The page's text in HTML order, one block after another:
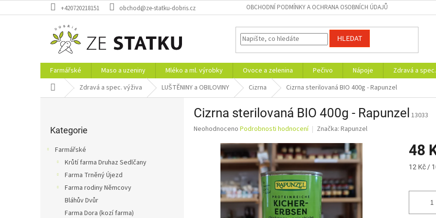
na
+420720218151 obchod@ze-statku-dobris.cz OBCHODNÍ PODMÍNKY A OCHRANA OSOBNÍCH ÚDAJŮ
HLEDAT
Farmářské Maso a uzeniny Mléko a ml. výrobky Ovoce a zelenina Pečivo Nápoje Zdravá a
Domů Zdravá a spec. výživa LUŠTĚNINY a OBILOVINY Cizrna Cizrna sterilovaná BIO 400g - Rapunzel
kategorie
Kategorie
Farmářské
Krůtí farma Druhaz Sedlčany
Farma Trněný Újezd
Farma rodiny Němcovy
Bláhův Dvůr
Farma Dora (kozí farma)
Cizrna sterilovaná BIO 400g - Rapunzel 13033
Průměrné
hvězdiček.
Neohodnoceno Podrobnosti hodnocení Značka: Rapunzel
48
Měrná
12 Kč /